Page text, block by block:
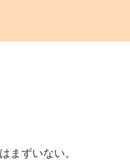
まずいない。